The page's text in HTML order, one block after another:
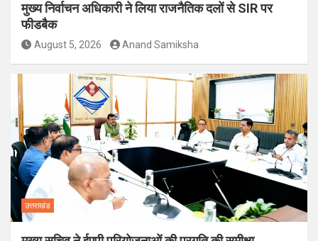
मुख्य निर्वाचन अधिकारी ने लिया राजनैतिक दलों से SIR पर
फीडबैक
August 5, 2026 Anand Samiksha
उत्तराखंड